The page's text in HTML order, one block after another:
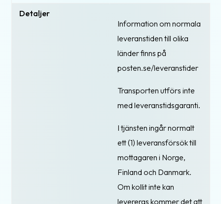
Detaljer
Information om normala
leveranstiden till olika
länder finns på
posten.se/leveranstider
Transporten utförs inte
med leveranstidsgaranti.
I tjänsten ingår normalt
ett (1) leveransförsök till
mottagaren i Norge,
Finland och Danmark.
Om kollit inte kan
levereras kommer det att